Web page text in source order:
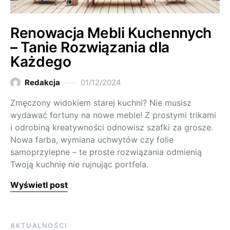
Renowacja Mebli Kuchennych
– Tanie Rozwiązania dla
Każdego
Redakcja 01/12/2024
Zmęczony widokiem starej kuchni? Nie musisz
wydawać fortuny na nowe meble! Z prostymi trikami
i odrobiną kreatywności odnowisz szafki za grosze.
Nowa farba, wymiana uchwytów czy folie
samoprzylepne – te proste rozwiązania odmienią
Twoją kuchnię nie rujnując portfela.
Wyświetl post
AKTUALNOŚCI